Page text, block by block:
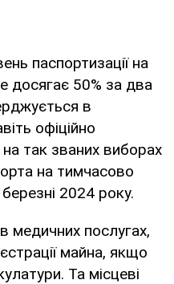
паспортизації на
досягає 50% за два
в
офіційно
так званих виборах
на тимчасово
2024 року.
медичних послугах,
майна, якщо
Та місцеві